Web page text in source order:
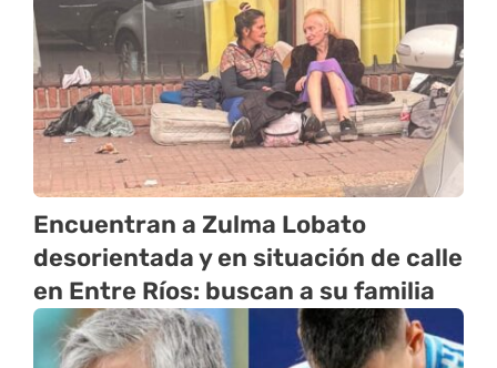
Encuentran a Zulma Lobato
desorientada y en situación de calle
en Entre Ríos: buscan a su familia